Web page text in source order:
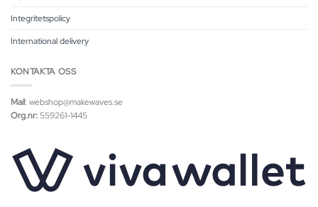
Integritetspolicy
International delivery
KONTAKTA OSS
Mail: webshop@makewaves.se
Org.nr: 559261-1445